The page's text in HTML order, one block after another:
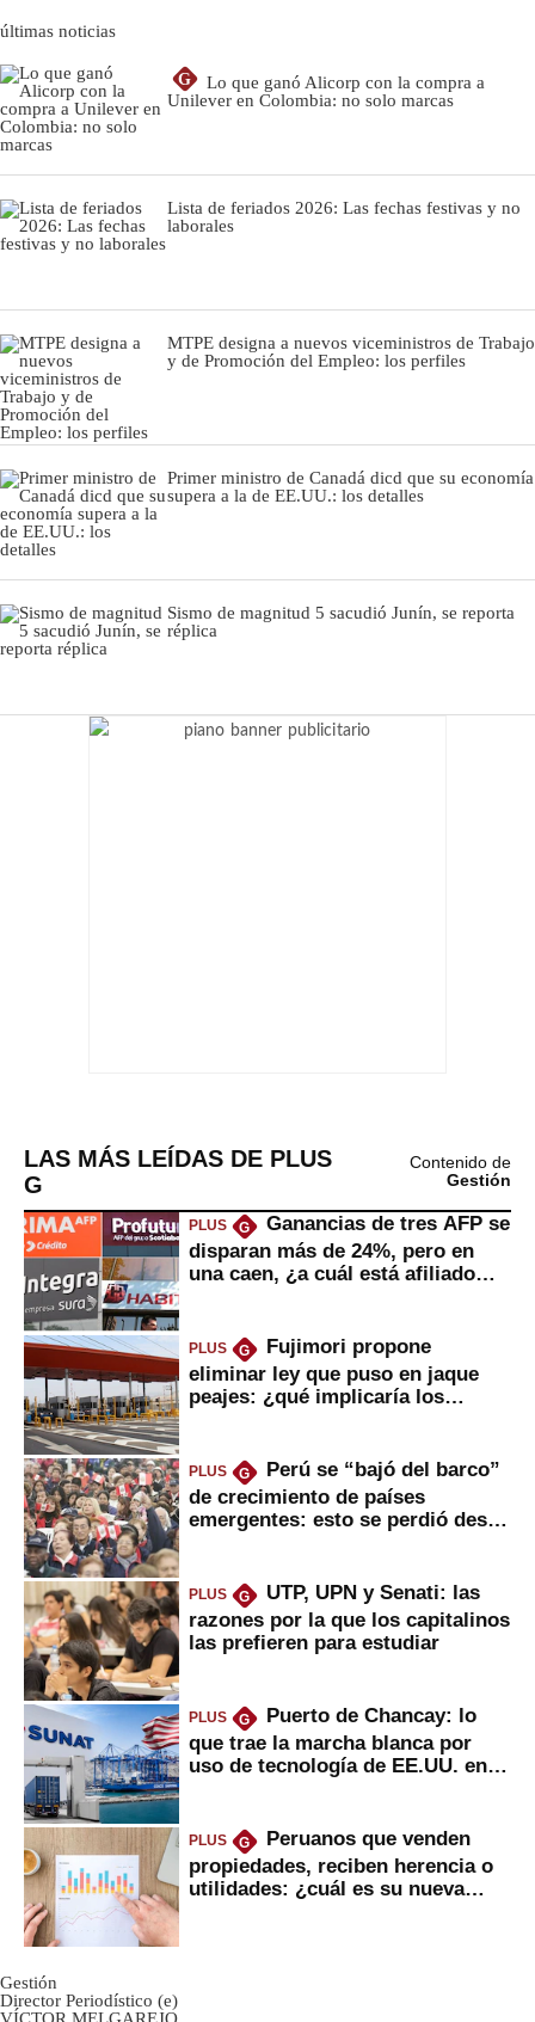
últimas noticias
G
Lo que ganó Alicorp con la compra a
Unilever en Colombia: no solo marcas
Lista de feriados 2026: Las fechas festivas y no
laborales
MTPE designa a nuevos viceministros de Trabajo
y de Promoción del Empleo: los perfiles
Primer ministro de Canadá dicd que su economía
supera a la de EE.UU.: los detalles
Sismo de magnitud 5 sacudió Junín, se reporta
réplica
LAS MÁS LEÍDAS DE PLUS
G
Contenido de
Gestión
PLUS G
Ganancias de tres AFP se
disparan más de 24%, pero en
una caen, ¿a cuál está afiliado
PLUS G
Fujimori propone
eliminar ley que puso en jaque
peajes: ¿qué implicaría los
PLUS G
Perú se “bajó del barco”
de crecimiento de países
emergentes: esto se perdió desde
PLUS G
UTP, UPN y Senati: las
razones por la que los capitalinos
las prefieren para estudiar
PLUS G
Puerto de Chancay: lo
que trae la marcha blanca por
uso de tecnología de EE.UU. en
PLUS G
Peruanos que venden
propiedades, reciben herencia o
utilidades: ¿cuál es su nueva
Gestión
Director Periodístico (e)